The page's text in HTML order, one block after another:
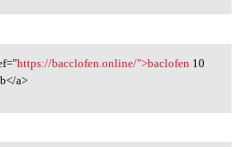
bacclofen
https://bacclofen.online/">baclofen 10
a>